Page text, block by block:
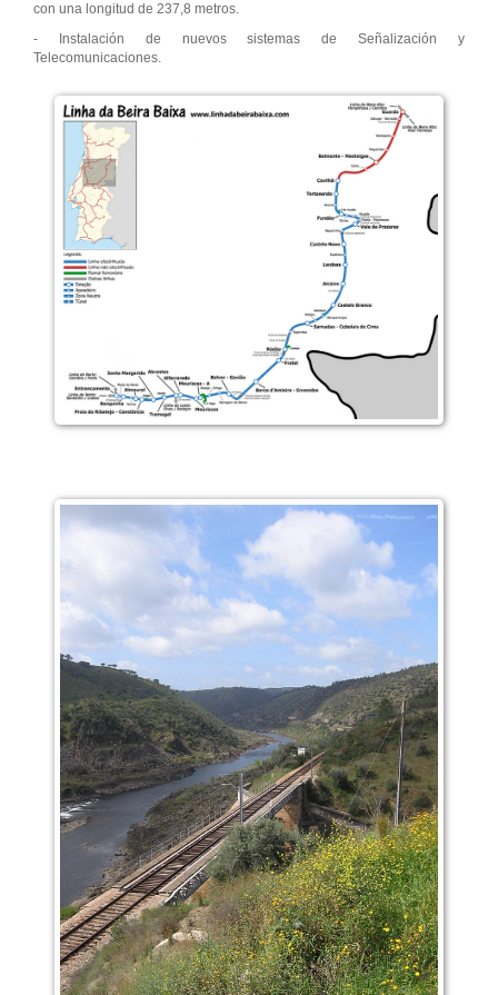
con una longitud de 237,8 metros.
- Instalación de nuevos sistemas de Señalización y
Telecomunicaciones.